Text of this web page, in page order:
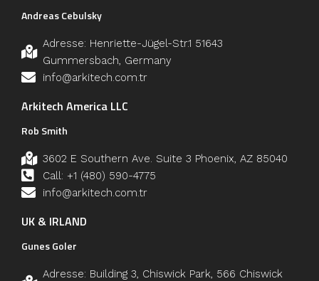
Andreas Cebulsky
Adresse: Henriette-Jügel-Str.1 51643
Gummersbach, Germany
info@arkitech.com.tr
Arkitech America LLC
Rob Smith
3602 E Southern Ave. Suite 3 Phoenix, AZ 85040
Call: +1 (480) 590-4775
info@arkitech.com.tr
UK & IRLAND
Gunes Goler
Adresse: Building 3, Chiswick Park, 566 Chiswick